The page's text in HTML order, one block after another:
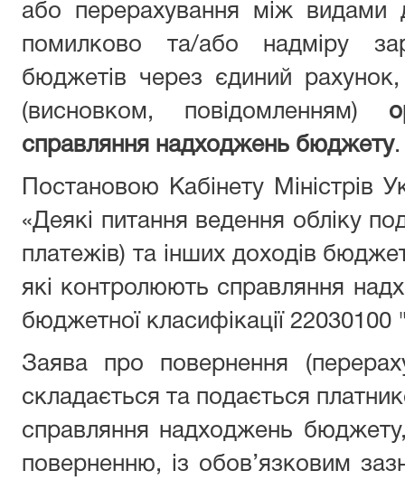
або перерахування між видами
помилково та/або надміру
бюджетів через єдиний
(висновком, повідомленням)
справляння надходжень бюджету.
Постановою Кабінету Міністрів
«Деякі питання ведення обліку
платежів) та інших доходів
які контролюють справляння
бюджетної класифікації
Заява про повернення
складається та подається
справляння надходжень
поверненню, із обов’язковим